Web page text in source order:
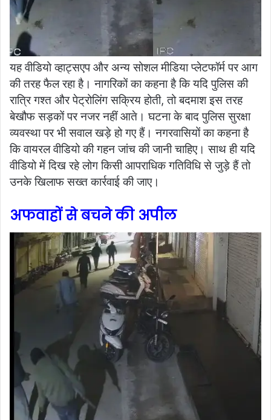
यह वीडियो व्हाट्सएप और अन्य सोशल मीडिया प्लेटफॉर्म पर आग
की तरह फैल रहा है। नागरिकों का कहना है कि यदि पुलिस की
रात्रि गश्त और पेट्रोलिंग सक्रिय होती, तो बदमाश इस तरह
बेखौफ सड़कों पर नजर नहीं आते। घटना के बाद पुलिस सुरक्षा
व्यवस्था पर भी सवाल खड़े हो गए हैं। नगरवासियों का कहना है
कि वायरल वीडियो की गहन जांच की जानी चाहिए। साथ ही यदि
वीडियो में दिख रहे लोग किसी आपराधिक गतिविधि से जुड़े हैं तो
उनके खिलाफ सख्त कार्रवाई की जाए।
अफवाहों से बचने की अपील